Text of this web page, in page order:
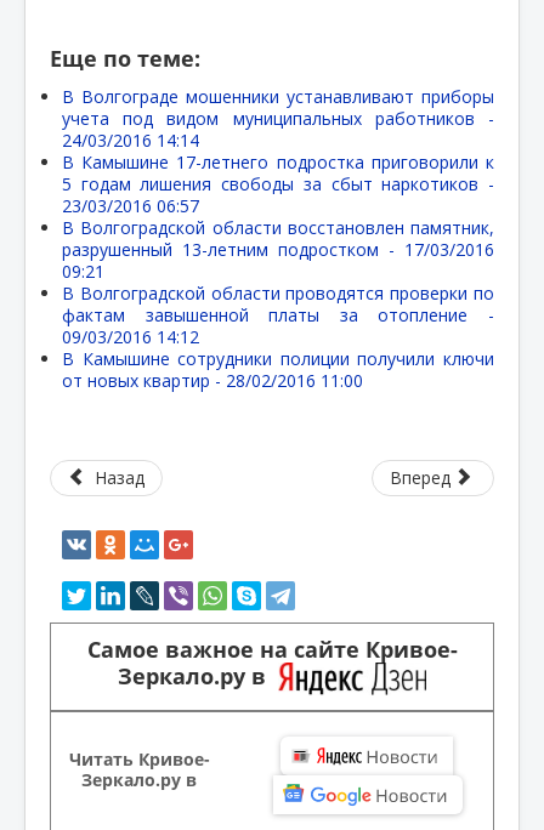
Еще по теме:
В Волгограде мошенники устанавливают приборы
учета под видом муниципальных работников -
24/03/2016 14:14
В Камышине 17-летнего подростка приговорили к
5 годам лишения свободы за сбыт наркотиков -
23/03/2016 06:57
В Волгоградской области восстановлен памятник,
разрушенный 13-летним подростком - 17/03/2016
09:21
В Волгоградской области проводятся проверки по
фактам завышенной платы за отопление -
09/03/2016 14:12
В Камышине сотрудники полиции получили ключи
от новых квартир - 28/02/2016 11:00
Назад Вперед
Самое важное на сайте Кривое-
Зеркало.ру в
Читать Кривое-
Зеркало.ру в